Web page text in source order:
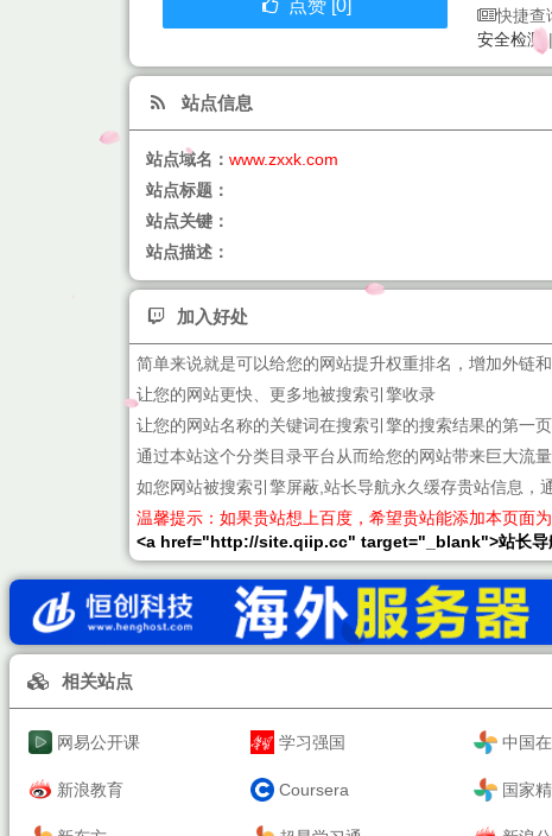
快捷查
安全检测
|
点赞 [0]
站点信息
站点域名： www.zxxk.com
站点标题：
站点关键：
站点描述：
加入好处
简单来说就是可以给您的网站提升权重排名，增加外链
让您的网站更快、更多地被搜索引擎收录
让您的网站名称的关键词在搜索引擎的搜索结果的第一
通过本站这个分类目录平台从而给您的网站带来巨大流量
如您网站被搜索引擎屏蔽,站长导航永久缓存贵站信息，
温馨提示：如果贵站想上百度，希望贵站能添加本页面
<a href="http://site.qiip.cc" target="_blank">站长导
相关站点
网易公开课 学习强国 中国
新浪教育 Coursera 国家